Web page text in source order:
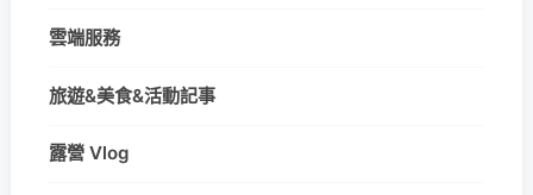
雲端服務
旅遊&美食&活動記事
露營 Vlog